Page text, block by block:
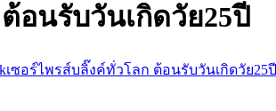
อนรับวันเกิดวัย25ปี
เซอร์ไพรส์บลิ๊งค์ทั่วโลก ต้อนรับวันเกิดวัย25ปี